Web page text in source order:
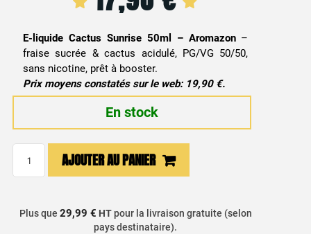
E-liquide Cactus Sunrise 50ml – Aromazon–
fraise sucrée & cactus acidulé, PG/VG 50/50,
sans nicotine, prêt à booster.
Prix moyens constatés sur le web: 19,90 €.
En stock
Cactus
AJOUTER AU PANIER
Plus que 29,99 € HTpour la livraison gratuite (selon
pays destinataire).